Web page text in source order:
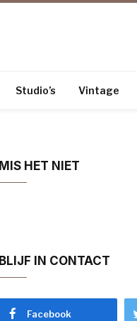
Studio’s Vintage
MIS HET NIET
BLIJF IN CONTACT
Facebook